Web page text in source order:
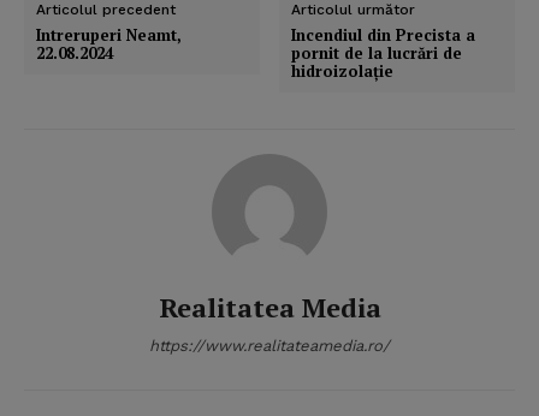
Articolul precedent
Intreruperi Neamt,
22.08.2024
Articolul următor
Incendiul din Precista a
pornit de la lucrări de
hidroizolaţie
Realitatea Media
https://www.realitateamedia.ro/